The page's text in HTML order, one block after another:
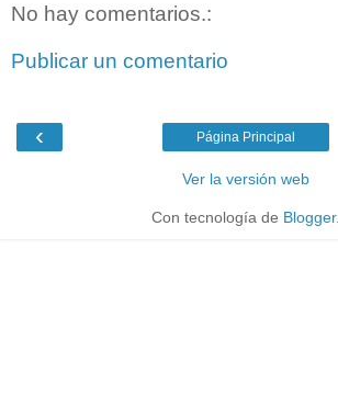
No hay comentarios.:
Publicar un comentario
‹ Página Principal
Ver la versión web
Con tecnología de Blogger.